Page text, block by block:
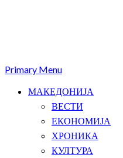
Primary Menu
МАКЕДОНИЈА
ВЕСТИ
ЕКОНОМИЈА
ХРОНИКА
КУЛТУРА